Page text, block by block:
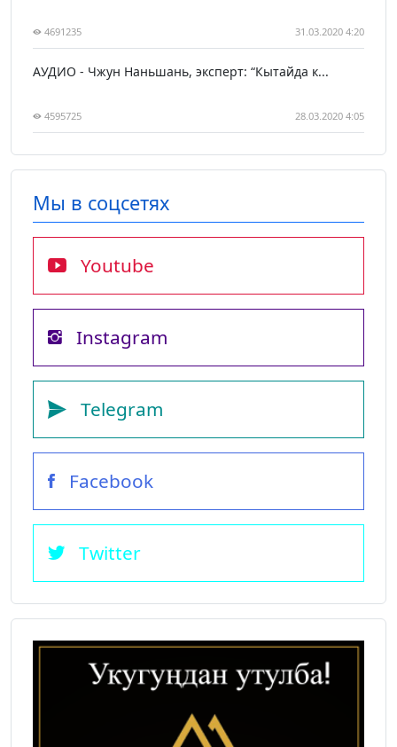
4691235 31.03.2020 4:20
АУДИО - Чжун Наньшань, эксперт: “Кытайда к...
4595725 28.03.2020 4:05
Мы в соцсетях
Youtube
Instagram
Telegram
Facebook
Twitter